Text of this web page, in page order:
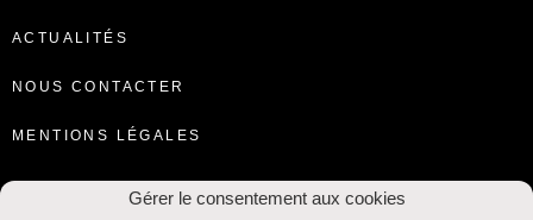
Gérer le consentement aux cookies
ACTUALITÉS
NOUS CONTACTER
MENTIONS LÉGALES